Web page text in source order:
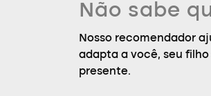
Não sabe
Nosso recomendador
adapta a você, seu
presente.